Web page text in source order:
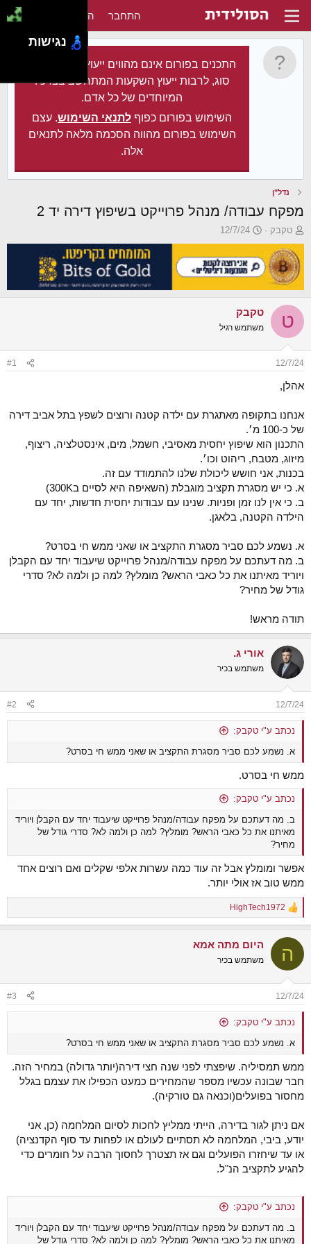
התחבר הירשם
התכנים בפורום אינם מהווים ייעוץ מקצועי מכל
סוג, לרבות ייעוץ השקעות המתחשב בצרכיו
המיוחדים של כל אדם.
השימוש בפורום כפוף לתנאי השימוש. עצם
השימוש בפורום מהווה הסכמה מלאה לתנאים
אלה.
נדל"ן
מפקח עבודה/ מנהל פרוייקט בשיפוץ דירה יד 2
פ
ו
ת
ח
ה
נ
ו
ש
א
טקבק
פ
ו
ר
ס
ם
ב
א
ר
12/7/24
ט טקבק
משתמש רגיל
12/7/24
#1
אהלן,
אנחנו בתקופה מאתגרת עם ילדה קטנה ורוצים לשפץ בתל אביב דירה
של כ-100 מ׳.
התכנון הוא שיפוץ יחסית מאסיבי, חשמל, מים, אינסטלציה, ריצוף,
מיזוג, מטבח, ריהוט וכו׳.
בכנות, אני חושש ליכולת שלנו להתמודד עם זה.
א. כי יש מסגרת תקציב מוגבלת (השאיפה היא לסיים ב300K)
ב. כי אין לנו זמן ופניות. שנינו עם עבודות יחסית חדשות, יחד עם
הילדה הקטנה, בלאגן.
א. נשמע לכם סביר מסגרת התקציב או שאני ממש חי בסרט?
ב. מה דעתכם על מפקח עבודה/מנהל פרוייקט שיעבוד יחד עם הקבלן
ויוריד מאיתנו את כל כאבי הראש? מומלץ? למה כן ולמה לא? סדרי
גודל של מחיר?
תודה מראש!
אורי ג.
משתמש בכיר
12/7/24
#2
נכתב ע"י טקבק:
א. נשמע לכם סביר מסגרת התקציב או שאני ממש חי בסרט?
ממש חי בסרט.
נכתב ע"י טקבק:
ב. מה דעתכם על מפקח עבודה/מנהל פרוייקט שיעבוד יחד עם הקבלן ויוריד
מאיתנו את כל כאבי הראש? מומלץ? למה כן ולמה לא? סדרי גודל של
מחיר?
אפשר ומומלץ אבל זה עוד כמה עשרות אלפי שקלים ואם רוצים אחד
ממש טוב אז אולי יותר.
R
e
c
i
s
:
HighTech1972
ה היום מתה אמא
משתמש בכיר
12/7/24
#3
נכתב ע"י טקבק:
א. נשמע לכם סביר מסגרת התקציב או שאני ממש חי בסרט?
ממש תמסיליה. שיפצתי לפני שנה חצי דירה(יותר גדולה) במחיר הזה.
חבר שבונה עכשיו מספר שהמחירים כמעט הכפילו את עצמם בגלל
מחסור בפועלים(וכנאה גם טורקיה).
אם ניתן לגור בדירה, הייתי ממליץ לחכות לסיום המלחמה (כן, אני
יודע, ביבי, המלחמה לא תסתיים לעולם או לפחות עד סוף הקדנציה)
או עד שיחזרו הפועלים וגם אז תצטרך לחסוך הרבה על חומרים כדי
להגיע לתקציב הנ"ל.
נכתב ע"י טקבק:
ב. מה דעתכם על מפקח עבודה/מנהל פרוייקט שיעבוד יחד עם הקבלן ויוריד
מאיתנו את כל כאבי הראש? מומלץ? למה כן ולמה לא? סדרי גודל של
נגישות